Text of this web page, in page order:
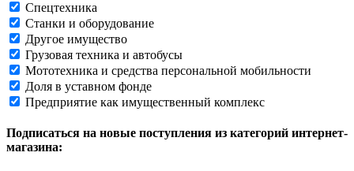
Спецтехника
Станки и оборудование
Другое имущество
Грузовая техника и автобусы
Мототехника и средства персональной мобильности
Доля в уставном фонде
Предприятие как имущественный комплекс
Подписаться на новые поступления из категорий интернет-
магазина: